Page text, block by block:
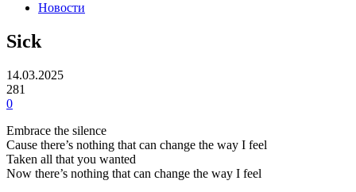
Новости
Sick
14.03.2025
281
0
Embrace the silence
Cause there’s nothing that can change the way I feel
Taken all that you wanted
Now there’s nothing that can change the way I feel